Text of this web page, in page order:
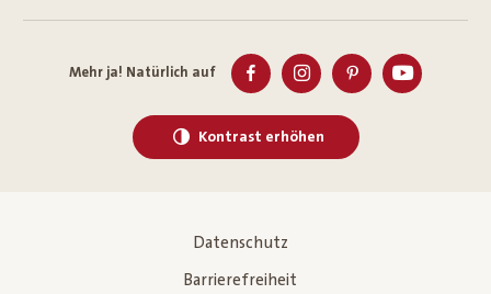
Mehr ja! Natürlich auf
Kontrast erhöhen
Datenschutz
Barrierefreiheit